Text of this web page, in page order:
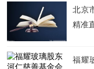
北京
精准
福耀